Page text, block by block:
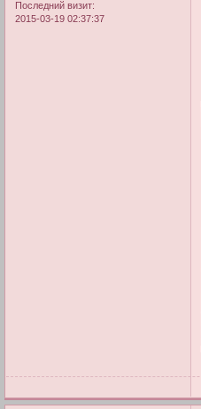
Последний визит:
2015-03-19 02:37:37